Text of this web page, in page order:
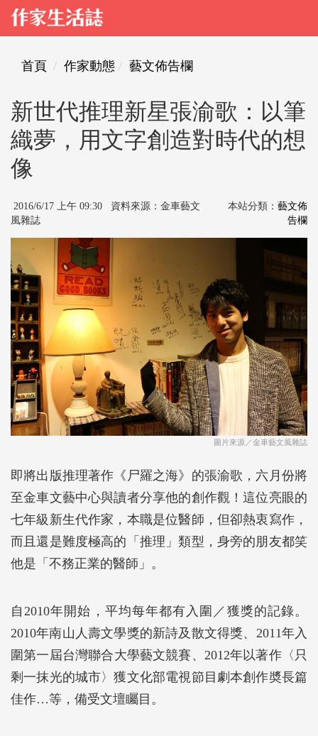
首頁 作家動態 藝文佈告欄
新世代推理新星張渝歌：以筆
織夢，用文字創造對時代的想
像
2016/6/17 上午 09:30 資料來源：金車藝文
風雜誌
本站分類： 藝文佈
告欄
圖片來源／金車藝文風雜誌
即將出版推理著作《尸羅之海》的張渝歌，六月份將
至金車文藝中心與讀者分享他的創作觀！這位亮眼的
七年級新生代作家，本職是位醫師，但卻熱衷寫作，
而且還是難度極高的「推理」類型，身旁的朋友都笑
他是「不務正業的醫師」。
自2010年開始，平均每年都有入圍／獲獎的記錄。
2010年南山人壽文學獎的新詩及散文得獎、2011年入
圍第一屆台灣聯合大學藝文競賽、2012年以著作〈只
剩一抹光的城市〉獲文化部電視節目劇本創作奬長篇
佳作…等，備受文壇矚目。